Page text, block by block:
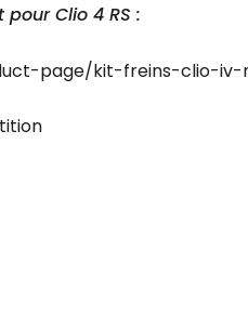
Clio 4 RS :
page/kit-freins-clio-iv-